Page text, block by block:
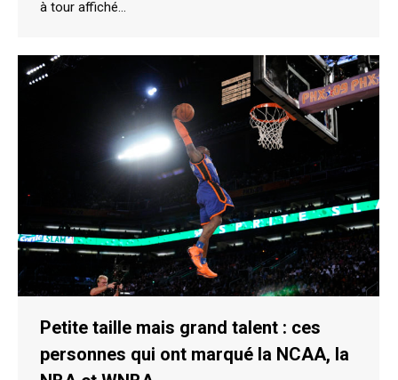
à tour affiché…
Petite taille mais grand talent : ces
personnes qui ont marqué la NCAA, la